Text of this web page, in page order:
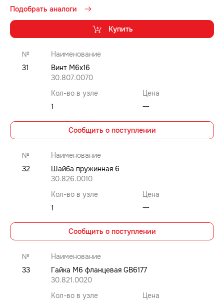
Купить
Подобрать аналоги
№
Наименование
31
Винт M6x16
30.807.0070
Кол-во в узле
Цена
1
⼀
Сообщить о поступлении
№
Наименование
32
Шайба пружинная 6
30.826.0010
Кол-во в узле
Цена
1
⼀
Сообщить о поступлении
№
Наименование
33
Гайка M6 фланцевая GB6177
30.821.0020
Кол-во в узле
Цена